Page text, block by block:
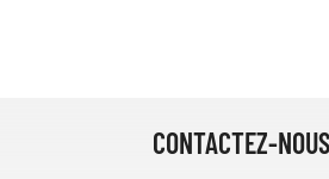
CONTACTEZ-NOUS